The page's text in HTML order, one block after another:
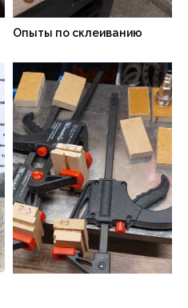
Опыты по склеиванию